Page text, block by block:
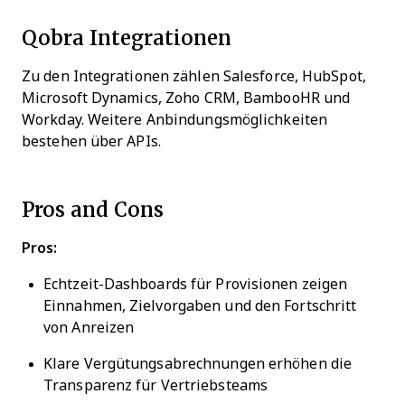
Qobra Integrationen
Zu den Integrationen zählen Salesforce, HubSpot,
Microsoft Dynamics, Zoho CRM, BambooHR und
Workday. Weitere Anbindungsmöglichkeiten
bestehen über APIs.
Pros and Cons
Pros:
Echtzeit-Dashboards für Provisionen zeigen
Einnahmen, Zielvorgaben und den Fortschritt
von Anreizen
Klare Vergütungsabrechnungen erhöhen die
Transparenz für Vertriebsteams